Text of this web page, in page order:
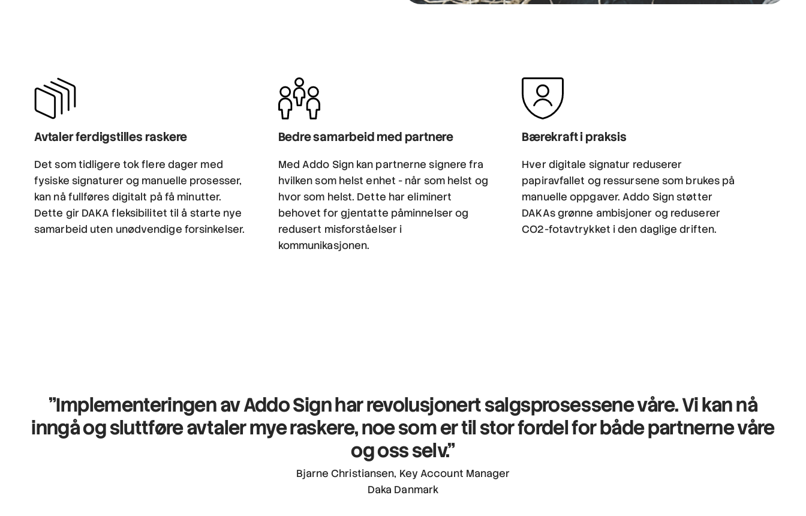
Avtaler ferdigstilles raskere
Det som tidligere tok flere dager med
fysiske signaturer og manuelle prosesser,
kan nå fullføres digitalt på få minutter.
Dette gir DAKA fleksibilitet til å starte nye
samarbeid uten unødvendige forsinkelser.
Bedre samarbeid med partnere
Med Addo Sign kan partnerne signere fra
hvilken som helst enhet - når som helst og
hvor som helst. Dette har eliminert
behovet for gjentatte påminnelser og
redusert misforståelser i
kommunikasjonen.
Bærekraft i praksis
Hver digitale signatur reduserer
papiravfallet og ressursene som brukes på
manuelle oppgaver. Addo Sign støtter
DAKAs grønne ambisjoner og reduserer
CO2-fotavtrykket i den daglige driften.
"Implementeringenav Addo Sign har revolusjonert salgsprosessene våre. Vi kan nå
inngå og sluttføre avtaler mye raskere, noe som er til stor fordel for både partnerne våre
og oss selv."
Bjarne Christiansen, Key Account Manager
Daka Danmark